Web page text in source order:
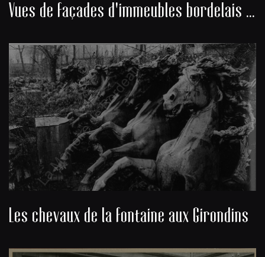
Vues de façades d'immeubles bordelais du cours de Verdun
Les chevaux de la fontaine aux Girondins